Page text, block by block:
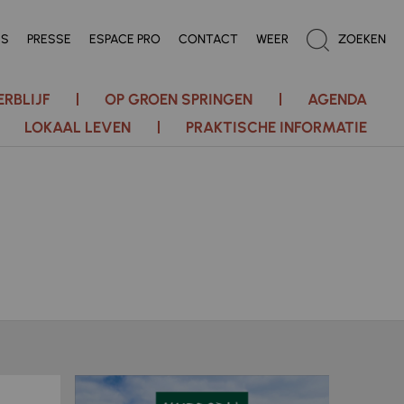
PRESSE ESPACE PRO CONTACT WEER ZOEKEN
OP GROEN SPRINGEN
AGENDA
LOKAAL LEVEN
PRAKTISCHE INFORMATIE